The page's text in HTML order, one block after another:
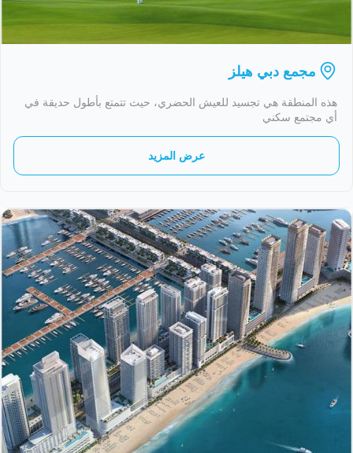
مجمع دبي هيلز
هذه المنطقة هي تجسيد للعيش الحضري، حيث تتمتع بأطول حديقة في
أي مجتمع سكني
عرض المزيد